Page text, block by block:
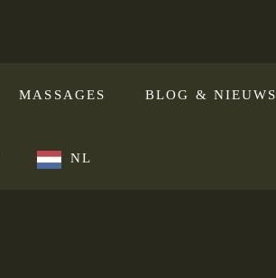
MASSAGES BLOG & NIEUWS
NL